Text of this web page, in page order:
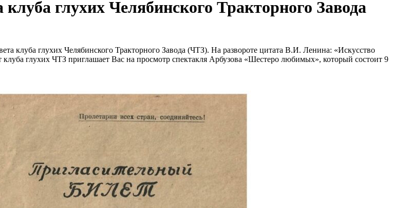
глухих Челябинского Тракторного Завода
клуба глухих Челябинского Тракторного Завода (ЧТЗ). На развороте цитата В.И. Ленина: «Искусство
глухих ЧТЗ приглашает Вас на просмотр спектакля Арбузова «Шестеро любимых», который состоит 9